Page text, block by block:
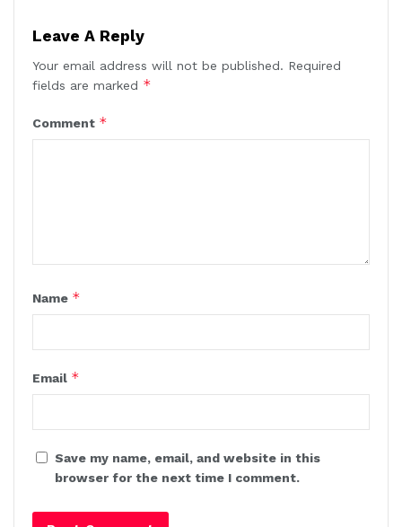
Leave A Reply
Your email address will not be published. Required
fields are marked *
Comment *
Name *
Email *
Save my name, email, and website in this
browser for the next time I comment.